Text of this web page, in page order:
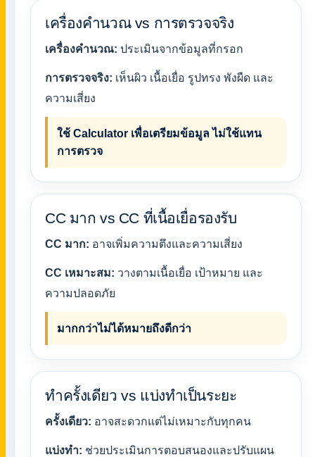
เครื่องคำนวณ vs การตรวจจริง
เครื่องคำนวณ: ประเมินจากข้อมูลที่กรอก
การตรวจจริง: เห็นผิว เนื้อเยื่อ รูปทรง พังผืด และ
ความเสี่ยง
ใช้ Calculator เพื่อเตรียมข้อมูล ไม่ใช้แทน
การตรวจ
CC มาก vs CC ที่เนื้อเยื่อรองรับ
CC มาก: อาจเพิ่มความตึงและความเสี่ยง
CC เหมาะสม: วางตามเนื้อเยื่อ เป้าหมาย และ
ความปลอดภัย
มากกว่าไม่ได้หมายถึงดีกว่า
ทำครั้งเดียว vs แบ่งทำเป็นระยะ
ครั้งเดียว: อาจสะดวกแต่ไม่เหมาะกับทุกคน
แบ่งทำ: ช่วยประเมินการตอบสนองและปรับแผน